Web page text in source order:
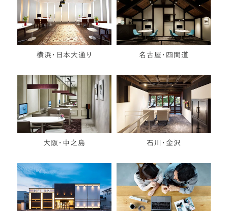
横浜・日本大通り 名古屋・四間道
大阪・中之島 石川・金沢